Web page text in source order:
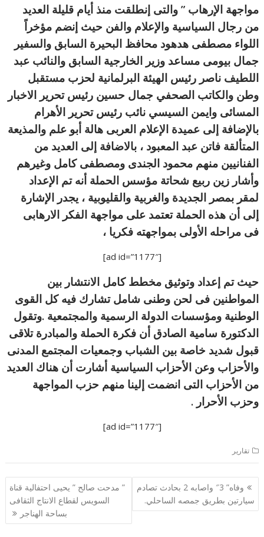
مواجهة الإرهاب ” والتى إنطلقت منذ أيام قليلة العديد
من رجال السياسية والإعلام والفن حيث إنضم مؤخراً
اللواء مصطفى هدهود محافظ البحيرة السابق والسفير
جمال بيومى مساعد وزير الخارجية السابق والنائب عبد
اللطيف ناصر رئيس الهيئة البرلمانية لحزب مستقبل
وطن والكاتب الصحفي جمال حسين رئيس تحرير الاخبار
المسائى وايمن السيسي نائب رئيس تحرير الأهرام
بالإضافة إلى عميدة الإعلام العربى هالة أبو علم والمذيعة
المتألقة فاتن عبد المعبود ، بالاضافة إلى العديد من
الفنانيين منهم محمود الجندى ومصطفى كامل وغيرهم
وأشار زين ربيع شحاتة مؤسس الحملة أنه تم الإعداد
لمقر بمصر الجديدة والغربية والقليوبية ، يجدر الإشارة
إلى أن هذه الحملة تعتمد على مواجهة الفكر الارهابى
فى مراحله الأولى بمواجهته فكريا ،
[ad id=”1177″]
حيث تم إعداد وتوثيق مخطط كامل الانتشار بين
المواطنين فى لحن وطنى شامل تشارك فيه كل القوى
الوطنية ومؤسسات الدولة الرسمية والمجتمعية .وتقول
الدكتورة سامية الصادق أن فكرة الحملة والمبادرة تلاقى
قبول شديد خاصة بين الشباب وجمعيات المجتمع المدنى
والأحزاب وعن الأحزاب السياسية أشارت أن هناك العديد
من الأحزاب التى انضمت إلينا منهم حزب المواجهة
وحزب الأحرار .
[ad id=”1177″]
تقارير
تصفّح
المقالات
وفاه” 3″ واصابه 2 بحادث تصادم
سيارتين بطريق جمصه الساحلي.
” مدحت صالح ” يحيى احتفالية قناة
السويس لقطاع الانتاج الثقافى
بساحة الهناجر